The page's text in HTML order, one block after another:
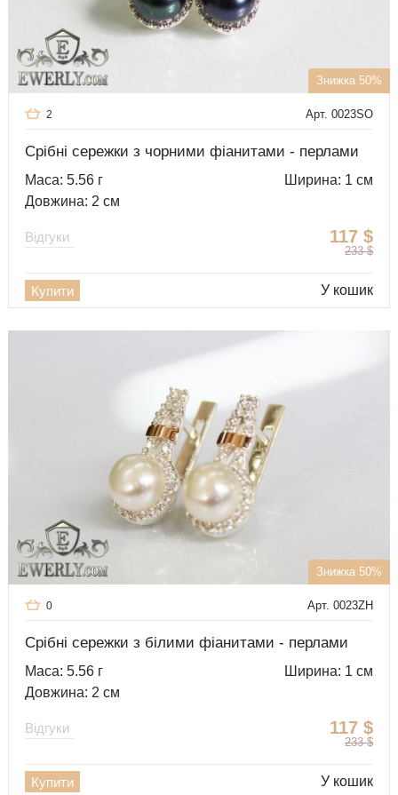
Знижка 50%
Арт. 0023SO
2
Срібні сережки з чорними фіанитами - перлами
Маса: 5.56 г
Ширина: 1 см
Довжина: 2 см
117 $
233 $
Відгуки
Купити У кошик
Знижка 50%
Арт. 0023ZH
0
Срібні сережки з білими фіанитами - перлами
Маса: 5.56 г
Ширина: 1 см
Довжина: 2 см
117 $
233 $
Відгуки
Купити У кошик